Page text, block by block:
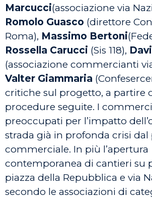
Marcucci(associazione via
Romolo Guasco (direttore
Roma), Massimo Bertoni
Rossella Carucci (Sis 118),
(associazione commercianti
Valter Giammaria
critiche sul progetto, a partire
procedure seguite. I
preoccupati per l’impatto
strada già in profonda crisi
commerciale. In più l’apertura
contemporanea di cantieri su
piazza della Repubblica e via
secondo le associazioni di